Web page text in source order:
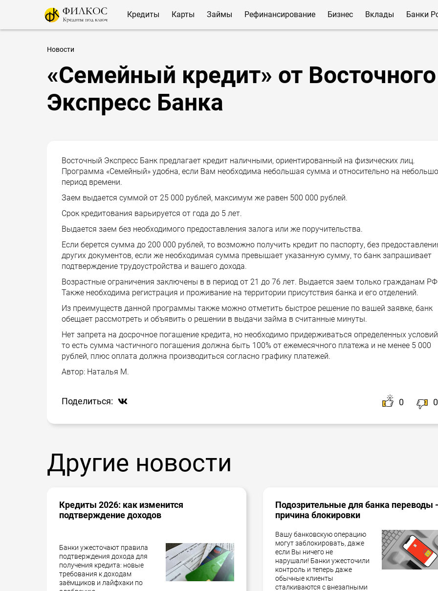
Кредиты Карты Займы Рефинансирование Бизнес Вклады Банки
Новости
«Семейный кредит» от Восточного
Экспресс Банка
Восточный Экспресс Банк предлагает кредит наличными, ориентированный на физических лиц.
Программа «Семейный» удобна, если Вам необходима небольшая сумма и относительно на
период времени.
Заем выдается суммой от 25 000 рублей, максимум же равен 500 000 рублей.
Срок кредитования варьируется от года до 5 лет.
Выдается заем без необходимого предоставления залога или же поручительства.
Если берется сумма до 200 000 рублей, то возможно получить кредит по паспорту, без
других документов, если же необходимая сумма превышает указанную сумму, то банк запрашивает
подтверждение трудоустройства и вашего дохода.
Возрастные ограничения заключены в в период от 21 до 76 лет. Выдается заем только гражданам
Также необходима регистрация и проживание на территории присутствия банка и его отделений.
Из преимуществ данной программы также можно отметить быстрое решение по вашей заявке, банк
обещает рассмотреть и объявить о решении в выдачи займа в считанные минуты.
Нет запрета на досрочное погашение кредита, но необходимо придерживаться определенных
то есть сумма частичного погашения должна быть 100% от ежемесячного платежа и не менее 5 000
рублей, плюс оплата должна производиться согласно графику платежей.
Автор: Наталья М.
Поделиться: 0 0
Другие новости
Кредиты 2026: как изменится
подтверждение доходов
Банки ужесточают правила
подтверждения дохода для
получения кредита: новые
требования к доходам
заёмщиков и лайфхаки по
Подозрительные для банка переводы -
причина блокировки
Вашу банковскую операцию
могут заблокировать, даже
если Вы ничего не
нарушали! Банки ужесточили
контроль и теперь даже
обычные клиенты
сталкиваются с внезапными